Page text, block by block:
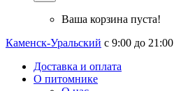
Ваша корзина пуста!
Каменск-Уральский с 9:00 до 21:00
Доставка и оплата
О питомнике